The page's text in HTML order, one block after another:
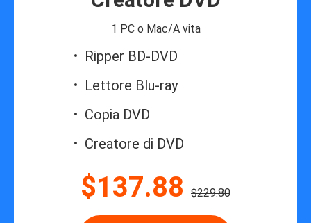
1 PC o Mac/A vita
Ripper BD-DVD
Lettore Blu-ray
Copia DVD
Creatore di DVD
$137.88 $229.80